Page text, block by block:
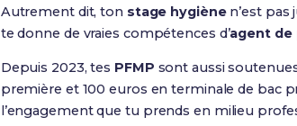
Autrement dit, ton stage hygiènen’est pas
te donne de vraies compétences d’agent
Depuis 2023, tes PFMP sont aussi
première et 100 euros en terminale de bac
l’engagement que tu prends en milieu